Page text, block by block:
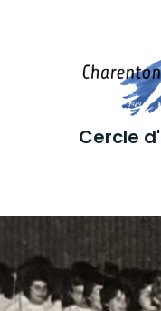
Cercle